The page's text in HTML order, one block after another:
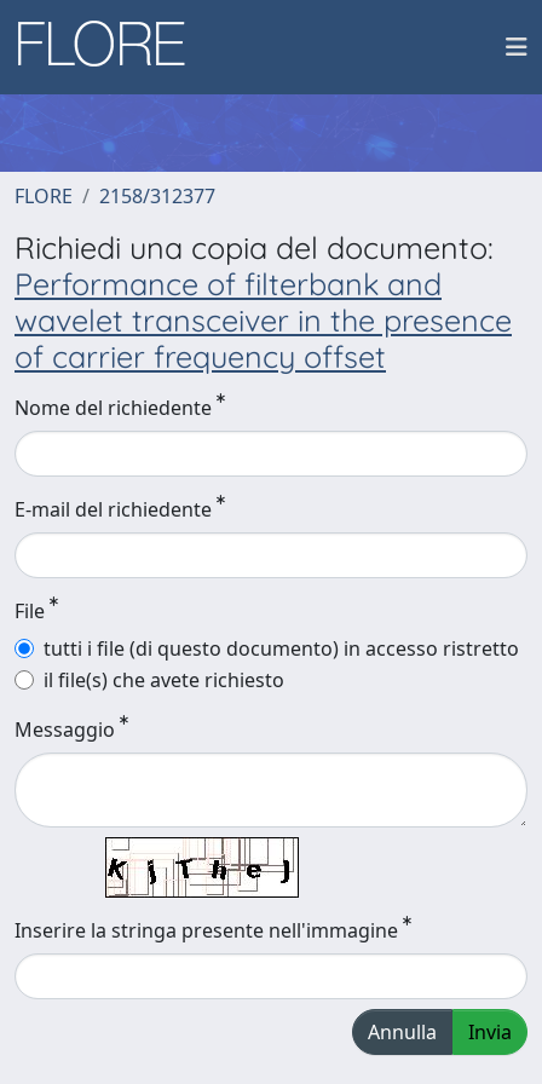
FLORE 2158/312377
Richiedi una copia del documento:
Performance of filterbank and
wavelet transceiver in the presence
of carrier frequency offset
Nome del richiedente
E-mail del richiedente
File
tutti i file (di questo documento) in accesso ristretto
il file(s) che avete richiesto
Messaggio
Inserire la stringa presente nell'immagine
Annulla Invia